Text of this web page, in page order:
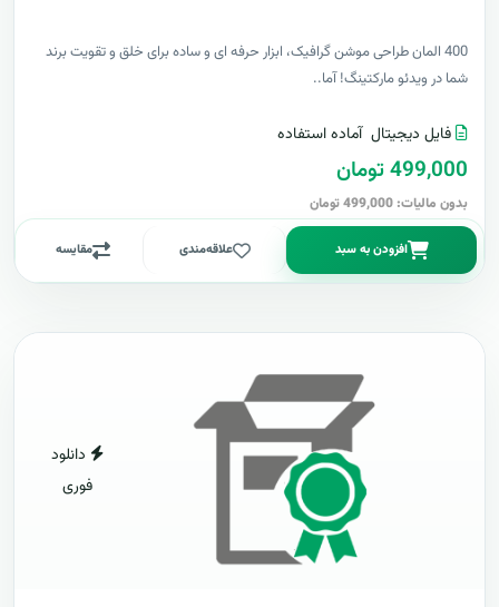
400 المان طراحی موشن گرافیک، ابزار حرفه ای و ساده برای خلق و تقویت برند
شما در ویدئو مارکتینگ! آما..
فایل دیجیتال آماده استفاده
499,000 تومان
بدون مالیات: 499,000 تومان
افزودن به سبد علاقه‌مندی مقایسه
دانلود
فوری